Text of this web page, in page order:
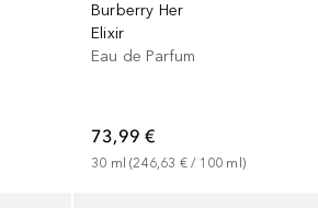
Burberry Her
Elixir
Eau de Parfum
73,99 €
30 ml (246,63 € / 100 ml )